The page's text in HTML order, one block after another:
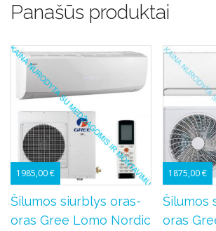
Panašūs produktai
1985,00€
Šilumos siurblys oras-
oras Gree Lomo Nordic
1875,00€
Šilumos
oras